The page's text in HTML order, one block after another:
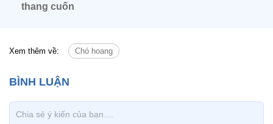
thang cuốn
Xem thêm về: Chó hoang